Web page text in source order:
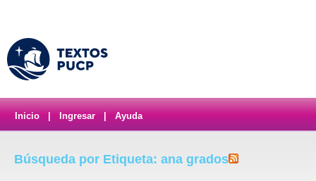
Inicio Ingresar Ayuda
Búsqueda por Etiqueta: ana grados